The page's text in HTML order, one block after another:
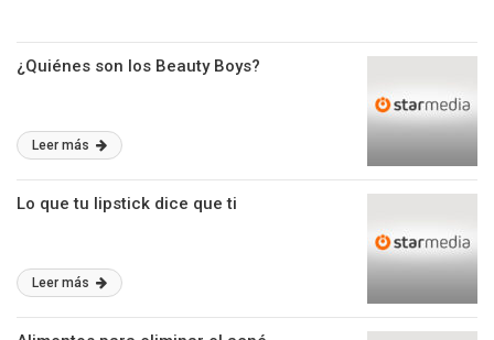
¿Quiénes son los Beauty Boys?
Leer más
Lo que tu lipstick dice que ti
Leer más